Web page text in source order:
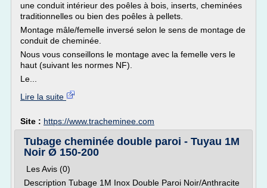
une conduit intérieur des poêles à bois, inserts, cheminées
traditionnelles ou bien des poêles à pellets.
Montage mâle/femelle inversé selon le sens de montage de
conduit de cheminée.
Nous vous conseillons le montage avec la femelle vers le
haut (suivant les normes NF).
Le...
Lire la suite
Site : https://www.tracheminee.com
Tubage cheminée double paroi - Tuyau 1M
Noir Ø 150-200
Les Avis (0)
Description Tubage 1M Inox Double Paroi Noir/Anthracite